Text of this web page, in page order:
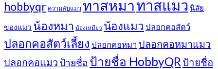
hobbyqr ความลับแมว ทาสหมาทาสแมว นิสัย
ของแมว น้องหมา น้องเหมียว น้องแมว ปลอกคอสัตว์
ปลอกคอสัตว์เลี้ยง ปลอกคอหมา ปลอกคอหมาแมว
ปลอกคอแมว ป้ายชื่อ ป้ายชื่อ HobbyQR ป้ายชื่อ